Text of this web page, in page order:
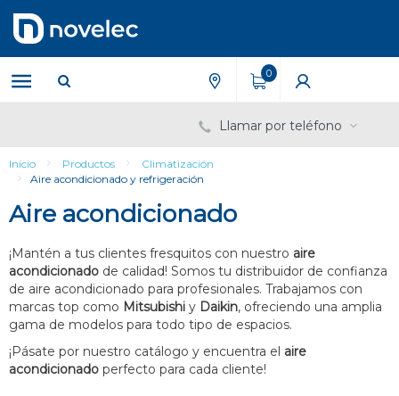
contenido
menú
de
navegación
0
Llamar por teléfono
Inicio Productos
Climatización
Aire acondicionado y refrigeración
Aire acondicionado
¡Mantén a tus clientes fresquitos con nuestro aire
acondicionado de calidad! Somos tu distribuidor de confianza
de aire acondicionado para profesionales. Trabajamos con
marcas top como Mitsubishi y Daikin, ofreciendo una amplia
gama de modelos para todo tipo de espacios.
¡Pásate por nuestro catálogo y encuentra el aire
acondicionado perfecto para cada cliente!